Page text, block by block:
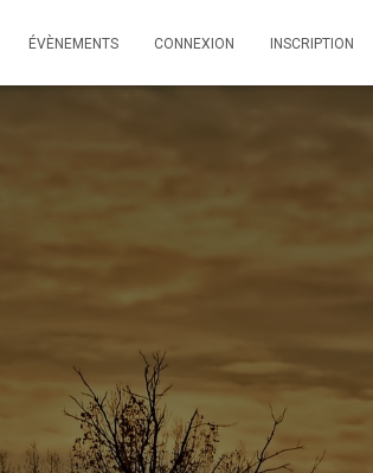
ÉVÈNEMENTS CONNEXION INSCRIPTION